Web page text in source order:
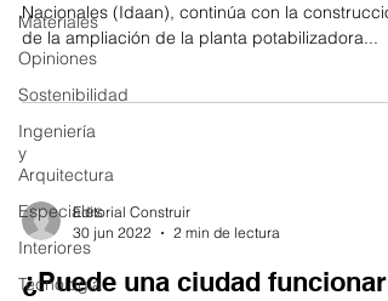
Materiales
Opiniones
Sostenibilidad
Ingeniería
y
Arquitectura
Especiales
Interiores
Tecnología
Nacionales (Idaan), continúa con la
de la ampliación de la planta potabilizadora...
Editorial Construir
30 jun 2022
2 min de lectura
¿Puede una ciudad funcionar